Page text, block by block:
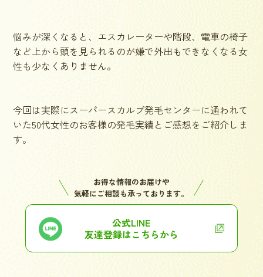
悩みが深くなると、エスカレーターや階段、電車の椅子
など上から頭を見られるのが嫌で外出もできなくなる女
性も少なくありません。
今回は実際にスーパースカルプ発毛センターに通われて
いた50代女性のお客様の発毛実績とご感想をご紹介しま
す。
お得な情報のお届けや
気軽にご相談も承っております。
公式LINE
友達登録はこちらから